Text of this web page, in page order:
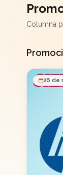
Columna
26 de